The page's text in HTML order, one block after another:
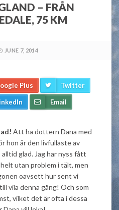
– FRÅN
75 KM
JUNE 7, 2014
Plus Twitter
Email
Att ha dottern Dana med
hon är den livfullaste av
glad. Jag har nyss fått
utan problem i tält, men
oavsett hur sent vi
vila denna gång! Och som
vilket det är ofta i dessa